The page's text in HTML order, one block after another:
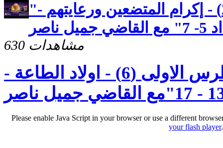
"رسالة بطرس الاولى (25) - إكرام المتضعين ورعايتهم -
630 مشاهدات
كنوز مخفيه "رسالة بطرس الاولى (6) - اولاد الطاعة -
Please enable Java Script in your browser or use a different
your flash player.